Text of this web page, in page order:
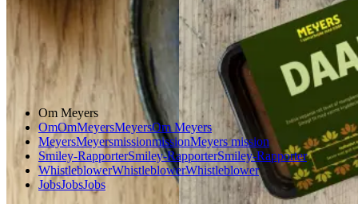
Gem opskrift
Aftensmad
Glutenfri
Vegetarisk
Vegansk
Om Meyers
OmOmMeyersMeyersOm Meyers
MeyersMeyersmissionmissionMeyers mission
Smiley-RapporterSmiley-RapporterSmiley-Rapporter
WhistleblowerWhistleblowerWhistleblower
JobsJobsJobs